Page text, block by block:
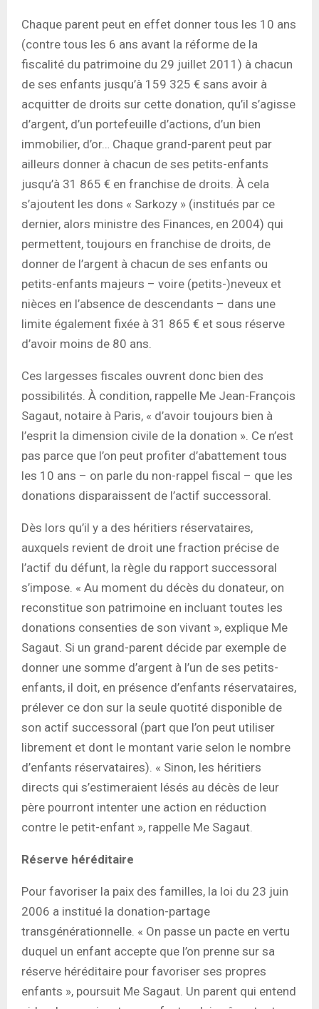
Chaque parent peut en effet donner tous les 10 ans
(contre tous les 6 ans avant la réforme de la
fiscalité du patrimoine du 29 juillet 2011) à chacun
de ses enfants jusqu’à 159 325 € sans avoir à
acquitter de droits sur cette donation, qu’il s’agisse
d’argent, d’un portefeuille d’actions, d’un bien
immobilier, d’or… Chaque grand-parent peut par
ailleurs donner à chacun de ses petits-enfants
jusqu’à 31 865 € en franchise de droits. À cela
s’ajoutent les dons « Sarkozy » (institués par ce
dernier, alors ministre des Finances, en 2004) qui
permettent, toujours en franchise de droits, de
donner de l’argent à chacun de ses enfants ou
petits-enfants majeurs – voire (petits-)neveux et
nièces en l’absence de descendants – dans une
limite également fixée à 31 865 € et sous réserve
d’avoir moins de 80 ans.
Ces largesses fiscales ouvrent donc bien des
possibilités. À condition, rappelle Me Jean-François
Sagaut, notaire à Paris, « d’avoir toujours bien à
l’esprit la dimension civile de la donation ». Ce n’est
pas parce que l’on peut profiter d’abattement tous
les 10 ans – on parle du non-rappel fiscal – que les
donations disparaissent de l’actif successoral.
Dès lors qu’il y a des héritiers réservataires,
auxquels revient de droit une fraction précise de
l’actif du défunt, la règle du rapport successoral
s’impose. « Au moment du décès du donateur, on
reconstitue son patrimoine en incluant toutes les
donations consenties de son vivant », explique Me
Sagaut. Si un grand-parent décide par exemple de
donner une somme d’argent à l’un de ses petits-
enfants, il doit, en présence d’enfants réservataires,
prélever ce don sur la seule quotité disponible de
son actif successoral (part que l’on peut utiliser
librement et dont le montant varie selon le nombre
d’enfants réservataires). « Sinon, les héritiers
directs qui s’estimeraient lésés au décès de leur
père pourront intenter une action en réduction
contre le petit-enfant », rappelle Me Sagaut.
Réserve héréditaire
Pour favoriser la paix des familles, la loi du 23 juin
2006 a institué la donation-partage
transgénérationnelle. « On passe un pacte en vertu
duquel un enfant accepte que l’on prenne sur sa
réserve héréditaire pour favoriser ses propres
enfants », poursuit Me Sagaut. Un parent qui entend